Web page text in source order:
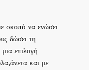
σκοπό να ενώσει
δώσει τη
επιλογή
και με